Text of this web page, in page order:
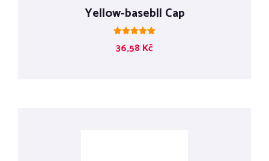
Yellow-basebll Cap
5.00
36,58 Kč